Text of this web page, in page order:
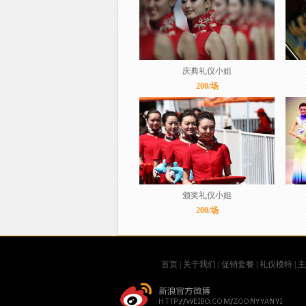
庆典礼仪小姐
200/场
颁奖礼仪小姐
200/场
首页| 关于我们 促销套餐 礼仪模特|